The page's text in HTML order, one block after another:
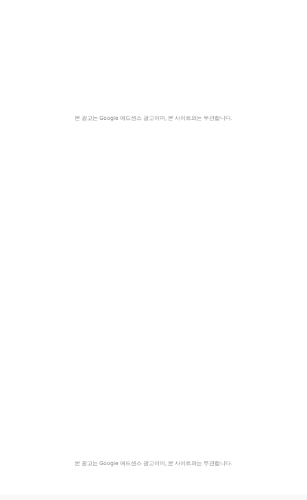
본 광고는 Google 애드센스 광고이며, 본 사이트와는 무관합니다.
본 광고는 Google 애드센스 광고이며, 본 사이트와는 무관합니다.